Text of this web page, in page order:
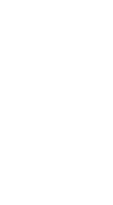
du cours
du cours